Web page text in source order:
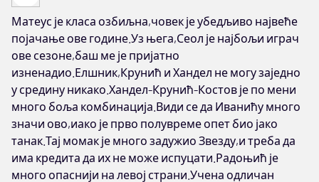
Матеус је класа озбиљна,човек је убедљиво највеће
појачање ове године.Уз њега,Сеол је најбољи играч
ове сезоне,баш ме је пријатно
изненадио.Елшник,Крунић и Хандел не могу заједно
у средину никако.Хандел-Крунић-Костов је по мени
много боља комбинација.Види се да Иванићу много
значи ово,иако је прво полувреме опет био јако
танак.Тај момак је много задужио Звезду,и треба да
има кредита да их не може испуцати.Радоњић је
много опаснији на левој страни.Учена одличан